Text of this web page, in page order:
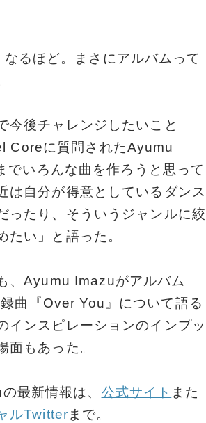
なるほど。まさにアルバムって
今後チャレンジしたいこと
Coreに質問されたAyumu
でいろんな曲を作ろうと思って
は自分が得意としているダンス
ったり、そういうジャンルに絞
たい」と語った。
、Ayumu Imazuがアルバム
曲『Over You』について語る
インスピレーションのインプッ
面もあった。
最新情報は、 公式サイト また
ルTwitterまで。